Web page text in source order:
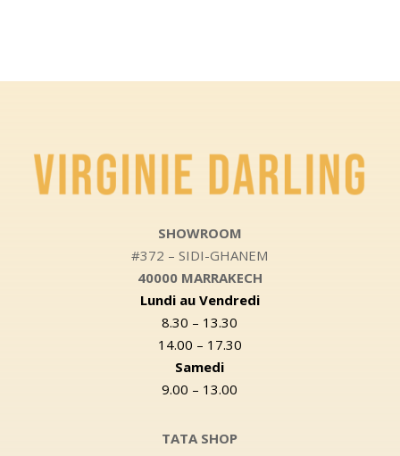
SHOWROOM
#372 – SIDI-GHANEM
40000 MARRAKECH
Lundi au Vendredi
8.30 – 13.30
14.00 – 17.30
Samedi
9.00 – 13.00
TATA SHOP